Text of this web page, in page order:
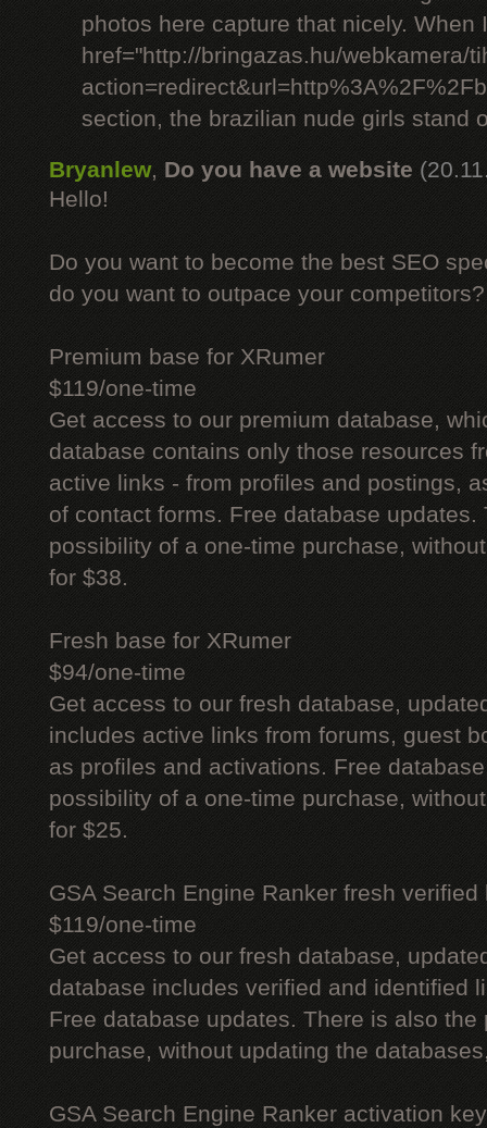
photos here capture that nicely. When
href="http://bringazas.hu/webkamera/
section, the brazilian nude girls stand
Bryanlew, Do you have a website
Hello!
Do you want to become the best SEO
do you want to outpace your competitors?
Premium base for XRumer
$119/one-time
Get access to our premium database,
database contains only those resources
active links - from profiles and postings,
of contact forms. Free database updates.
possibility of a one-time purchase,
for $38.
Fresh base for XRumer
$94/one-time
Get access to our fresh database,
includes active links from forums, guest
as profiles and activations. Free
possibility of a one-time purchase,
for $25.
GSA Search Engine Ranker fresh verified
$119/one-time
Get access to our fresh database,
database includes verified and identified
Free database updates. There is also
purchase, without updating the
GSA Search Engine Ranker activation key